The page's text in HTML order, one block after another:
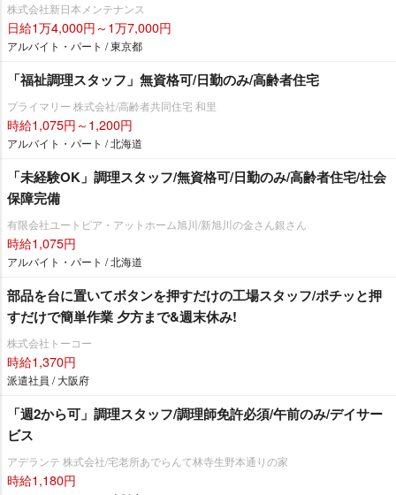
株式会社新日本メンテナンス
日給1万4,000円～1万7,000円
アルバイト・パート / 東京都
「福祉調理スタッフ」無資格可/日勤のみ/高齢者住宅
プライマリー 株式会社/高齢者共同住宅 和里
時給1,075円～1,200円
アルバイト・パート / 北海道
「未経験OK」調理スタッフ/無資格可/日勤のみ/高齢者住宅/社会
保障完備
有限会社ユートピア・アットホーム旭川/新旭川の金さん銀さん
時給1,075円
アルバイト・パート / 北海道
部品を台に置いてボタンを押すだけの工場スタッフ/ポチッと押
すだけで簡単作業 夕方まで&週末休み!
株式会社トーコー
時給1,370円
派遣社員 / 大阪府
「週2から可」調理スタッフ/調理師免許必須/午前のみ/デイサー
ビス
アデランテ 株式会社/宅老所あでらんて林寺生野本通りの家
時給1,180円